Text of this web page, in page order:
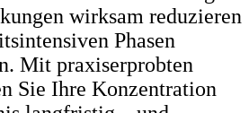
wirksam reduzieren
Phasen
Mit praxiserprobten
Sie Ihre Konzentration